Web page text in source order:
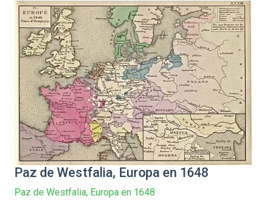
Paz de Westfalia, Europa en 1648
Paz de Westfalia, Europa en 1648